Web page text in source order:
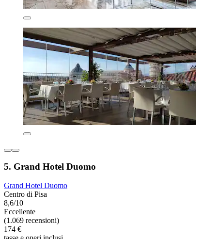
5. Grand Hotel Duomo
Grand Hotel Duomo
Centro di Pisa
8,6/10
Eccellente
(1.069 recensioni)
174 €